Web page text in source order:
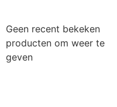
Geen recent bekeken
producten om weer te
geven